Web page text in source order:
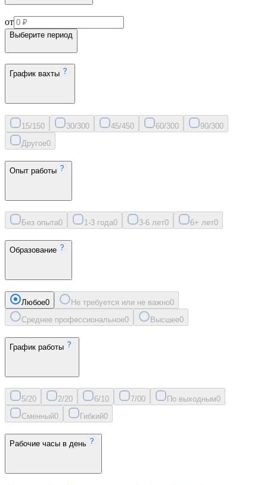
от
Выберите период
График вахты
15/150 30/300 45/450 60/300 90/300
Другое0
Опыт работы
Без опыта0 1-3 года0 3-6 лет0 6+ лет0
Образование
Любое0 Не требуется или не важно0
Среднее профессиональное0 Высшее0
График работы
5/20 2/20 6/10 7/00 По выходным0
Сменный0 Гибкий0
Рабочие часы в день